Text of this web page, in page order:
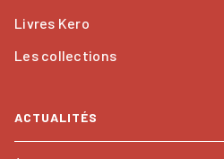
Livres Kero
Les collections
ACTUALITÉS